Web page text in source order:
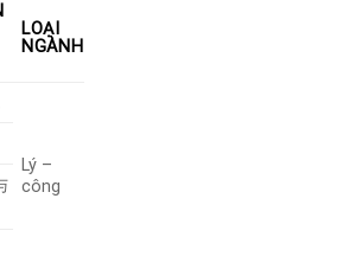
LOẠI
NGÀNH
Lý –
công